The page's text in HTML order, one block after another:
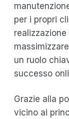
per i propri
un ruolo
successo
Grazie alla
vicino ai